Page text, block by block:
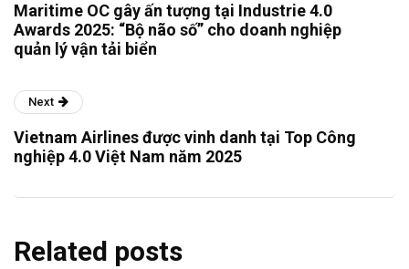
Maritime OC gây ấn tượng tại Industrie 4.0
Awards 2025: “Bộ não số” cho doanh nghiệp
quản lý vận tải biển
Next
Vietnam Airlines được vinh danh tại Top Công
nghiệp 4.0 Việt Nam năm 2025
Related posts